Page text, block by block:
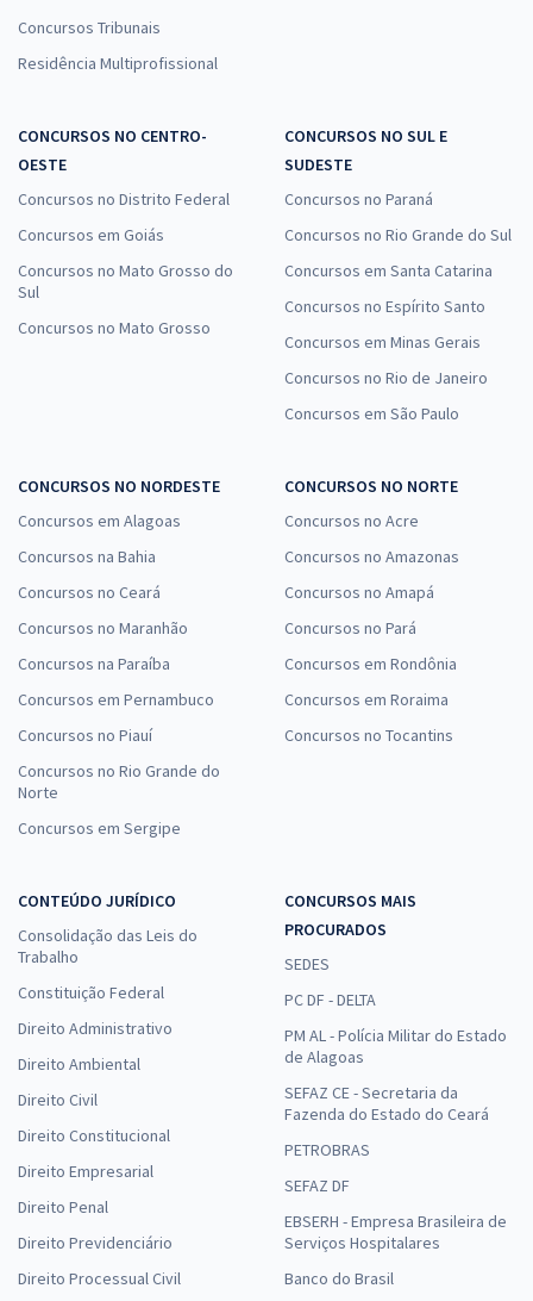
Concursos Tribunais
Residência Multiprofissional
CONCURSOS NO CENTRO-
OESTE
Concursos no Distrito Federal
Concursos em Goiás
Concursos no Mato Grosso do
Sul
Concursos no Mato Grosso
CONCURSOS NO SUL E
SUDESTE
Concursos no Paraná
Concursos no Rio Grande do Sul
Concursos em Santa Catarina
Concursos no Espírito Santo
Concursos em Minas Gerais
Concursos no Rio de Janeiro
Concursos em São Paulo
CONCURSOS NO NORDESTE
Concursos em Alagoas
Concursos na Bahia
Concursos no Ceará
Concursos no Maranhão
Concursos na Paraíba
Concursos em Pernambuco
Concursos no Piauí
Concursos no Rio Grande do
Norte
Concursos em Sergipe
CONCURSOS NO NORTE
Concursos no Acre
Concursos no Amazonas
Concursos no Amapá
Concursos no Pará
Concursos em Rondônia
Concursos em Roraima
Concursos no Tocantins
CONTEÚDO JURÍDICO
Consolidação das Leis do
Trabalho
Constituição Federal
Direito Administrativo
Direito Ambiental
Direito Civil
Direito Constitucional
Direito Empresarial
Direito Penal
Direito Previdenciário
Direito Processual Civil
CONCURSOS MAIS
PROCURADOS
SEDES
PC DF - DELTA
PM AL - Polícia Militar do Estado
de Alagoas
SEFAZ CE - Secretaria da
Fazenda do Estado do Ceará
PETROBRAS
SEFAZ DF
EBSERH - Empresa Brasileira de
Serviços Hospitalares
Banco do Brasil